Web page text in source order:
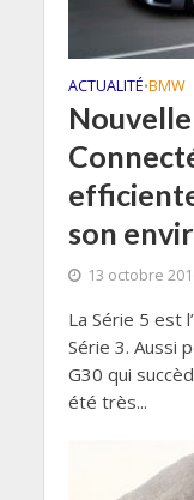
ACTUALITÉ•BMW
son
13 octobre
La Série 5 est
Série 3. Aussi
G30 qui
été très...